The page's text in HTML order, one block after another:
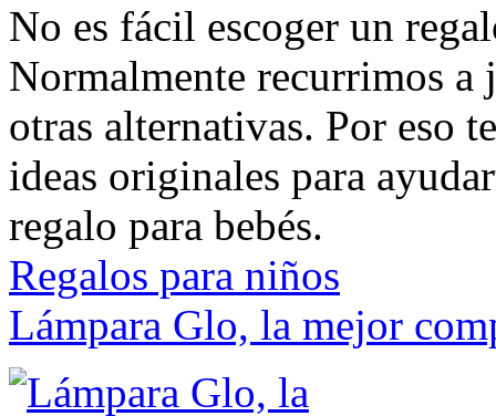
No es fácil escoger un
Normalmente recurrimos a
otras alternativas. Por eso
ideas originales para
regalo para bebés.
Regalos para niños
Lámpara Glo, la mejor